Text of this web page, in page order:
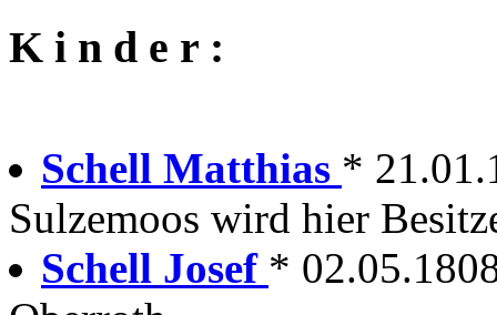
K i n d e r :
Schell Matthias *
Sulzemoos wird hier
Schell Josef *